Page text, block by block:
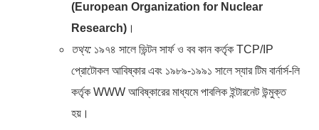
(European Organization for Nuclear
Research) ।
তথ্য: ১৯৭৪ সালে ভিন্টন সার্ফ ও বব কান কর্তৃক TCP/IP
প্রোটোকল আবিষ্কার এবং ১৯৮৯-১৯৯১ সালে স্যার টিম বার্নার্স-লি
কর্তৃক WWW আবিষ্কারের মাধ্যমে পাবলিক ইন্টারনেট উন্মুক্ত
হয়।